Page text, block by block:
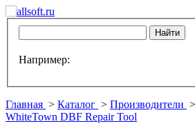
Например:
Главная > Каталог > Производители >
WhiteTown DBF Repair Tool